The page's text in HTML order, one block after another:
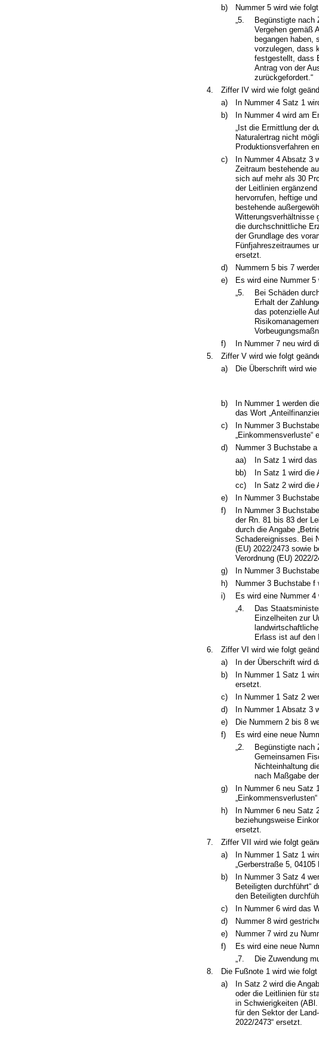
b)
Nummer 5 wird wie
„5.
Begünstigte nach
Vergehen gemäß
begangen haben,
vorzulegen, dass
festgestellt, dass
Antrag von der
zurückgefordert.“
4.
Ziffer IV wird wie folgt
a)
In Nummer 4 Satz 1
b)
In Nummer 4 wird am
„Ist die Ermittlung der
Naturalertrag nicht
Produktionsverfahren
c)
In Nummer 4 Absatz 3
Zeitraum bestehende
sich auf mehr als 30
der Leitlinien
hervorrufen, heftige
bestehende
Witterungsverhältnisse
die durchschnittliche
der Grundlage des
Fünfjahreszeitraumes
ersetzt.
d)
Nummern 5 bis 7
e)
Es wird eine Nummer
„5.
Bei Schäden
Erhalt der
das potenzielle
f)
In Nummer 7 neu wird
5.
Ziffer V wird wie folgt
a)
Die Überschrift wird
b)
In Nummer 1 werden
das Wort
c)
In Nummer 3
„Einkommensverluste“
d)
Nummer 3 Buchstabe
aa)
In Satz 1 wird das
bb)
In Satz 1 wird die
cc)
In Satz 2 wird die
e)
In Nummer 3
f)
In Nummer 3
der Rn. 81 bis 83 der
durch die Angabe
Schadereignisses. Bei
(EU) 2022/2473 sowie
Verordnung (EU) 2022/
g)
In Nummer 3
h)
Nummer 3 Buchstabe f
i)
Es wird eine Nummer
„4.
Das
Einzelheiten zur
Erlass ist auf den
6.
Ziffer VI wird wie folgt
a)
In der Überschrift wird
b)
In Nummer 1 Satz 1
ersetzt.
c)
In Nummer 1 Satz 2
d)
In Nummer 1 Absatz 3
e)
Die Nummern 2 bis 8
f)
Es wird eine neue
„2.
Begünstigte nach
Gemeinsamen
Nichteinhaltung
nach Maßgabe
g)
In Nummer 6 neu Satz
h)
In Nummer 6 neu Satz
beziehungsweise
ersetzt.
7.
Ziffer VII wird wie folgt
a)
In Nummer 1 Satz 1
„Gerberstraße 5, 04105
b)
In Nummer 3 Satz 4
Beteiligten durchführt“
den Beteiligten
c)
In Nummer 6 wird das
d)
Nummer 8 wird
e)
Nummer 7 wird zu
f)
Es wird eine neue
„7.
Die Zuwendung
8.
Die Fußnote 1 wird wie folgt
a)
In Satz 2 wird die
oder die Leitlinien für
in Schwierigkeiten
für den Sektor der
2022/2473“ ersetzt.